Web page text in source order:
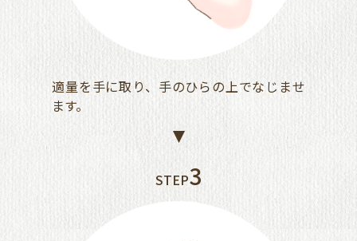
適量を手に取り、手のひらの上でなじませ
ます。
STEP3